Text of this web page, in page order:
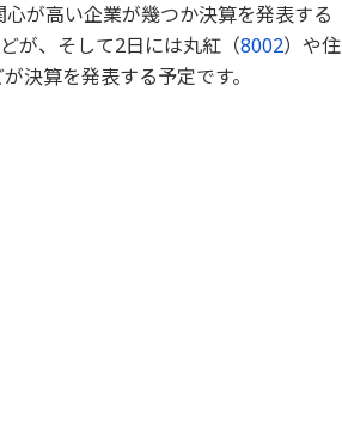
が高い企業が幾つか決算を発表する
が、そして2日には丸紅（8002）や住
決算を発表する予定です。